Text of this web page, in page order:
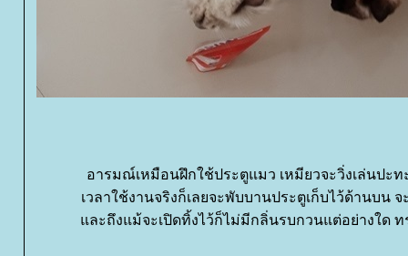
อารมณ์เหมือนฝึกใช้ประตูแมว เหมียวจะวิ่งเล่นปะ
เวลาใช้งานจริงก็เลยจะพับบานประตูเก็บไว้ด้านบน
ละถึงแม้จะเปิดทิ้งไว้ก็ไม่มีกลิ่นรบกวนแต่อย่างใด